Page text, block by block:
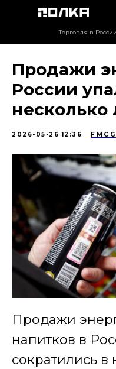
Торговля в
Продажи
России
несколько
2026-05-26 12:36 FMCG
Продажи
напитков в
сократились в